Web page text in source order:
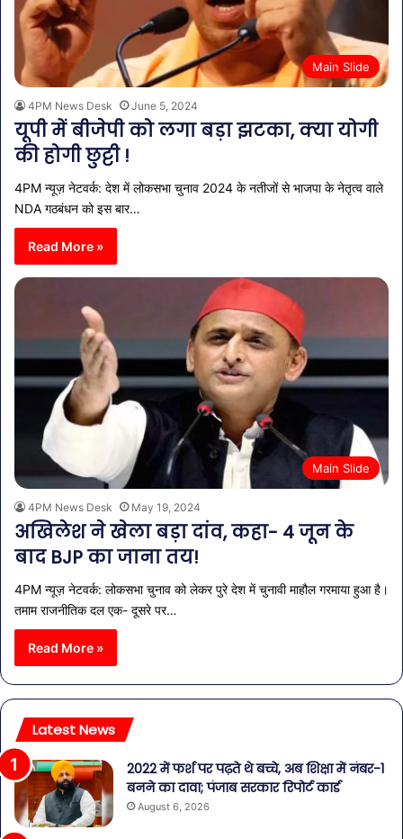
Main Slide
4PM News Desk June 5, 2024
यूपी में बीजेपी को लगा बड़ा झटका, क्या योगी
की होगी छुट्टी !
4PM न्यूज़ नेटवर्क: देश में लोकसभा चुनाव 2024 के नतीजों से भाजपा के नेतृत्व वाले
NDA गठबंधन को इस बार…
Read More »
Main Slide
4PM News Desk May 19, 2024
अखिलेश ने खेला बड़ा दांव, कहा- 4 जून के
बाद BJP का जाना तय!
4PM न्यूज़ नेटवर्क: लोकसभा चुनाव को लेकर पुरे देश में चुनावी माहौल गरमाया हुआ है।
तमाम राजनीतिक दल एक- दूसरे पर…
Read More »
Latest News
2022 में फर्श पर पढ़ते थे बच्चे, अब शिक्षा में नंबर-1
बनने का दावा; पंजाब सरकार रिपोर्ट कार्ड
August 6, 2026